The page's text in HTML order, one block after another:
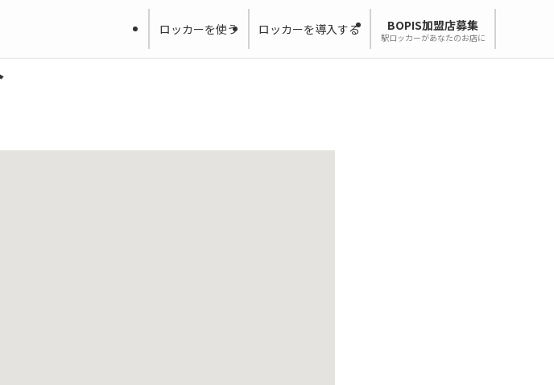
ロッカーを使う ロッカーを導入する BOPIS加盟店募集
駅ロッカーがあなたのお店に